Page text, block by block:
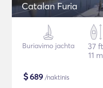
Catalan Furia
Buriavimo jachta
37 ft
11 m
$689 /naktinis